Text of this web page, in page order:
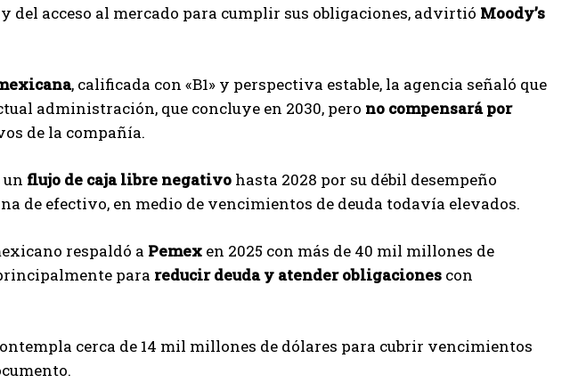
y del acceso al mercado para cumplir sus obligaciones, advirtió Moody’s
, calificada con «B1» y perspectiva estable, la agencia señaló que
administración, que concluye en 2030, pero no compensará por
de la compañía.
flujo de caja libre negativo hasta 2028 por su débil desempeño
de efectivo, en medio de vencimientos de deuda todavía elevados.
respaldó a Pemex en 2025 con más de 40 mil millones de
para reducir deuda y atender obligaciones con
cerca de 14 mil millones de dólares para cubrir vencimientos